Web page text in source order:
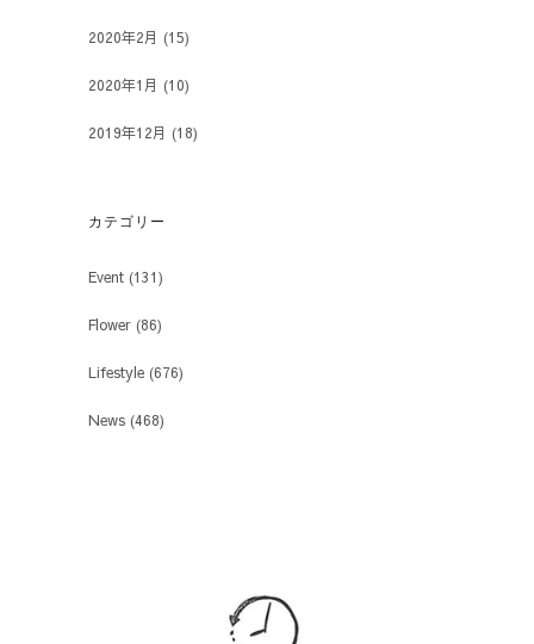
2020年2月 (15)
2020年1月 (10)
2019年12月 (18)
カテゴリー
Event (131)
Flower (86)
Lifestyle (676)
News (468)